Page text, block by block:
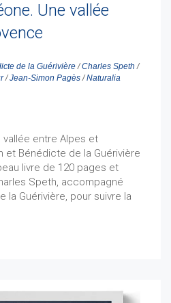
Une vallée
de la Guérivière/Charles Speth /
/Jean-Simon Pagès/Naturalia
vallée entre Alpes et
et Bénédicte de la Guérivière
livre de 120 pages et
Speth, accompagné
Guérivière, pour suivre la